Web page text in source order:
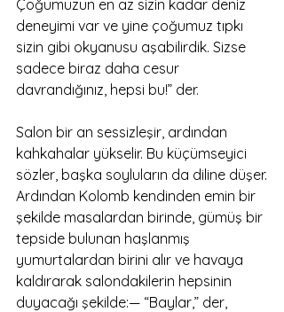
Çoğumuzun en az sizin kadar deniz
deneyimi var ve yine çoğumuz tıpkı
sizin gibi okyanusu aşabilirdik. Sizse
sadece biraz daha cesur
davrandığınız, hepsi bu!” der.
Salon bir an sessizleşir, ardından
kahkahalar yükselir. Bu küçümseyici
sözler, başka soyluların da diline düşer.
Ardından Kolomb kendinden emin bir
şekilde masalardan birinde, gümüş bir
tepside bulunan haşlanmış
yumurtalardan birini alır ve havaya
kaldırarak salondakilerin hepsinin
duyacağı şekilde:— “Baylar,” der,